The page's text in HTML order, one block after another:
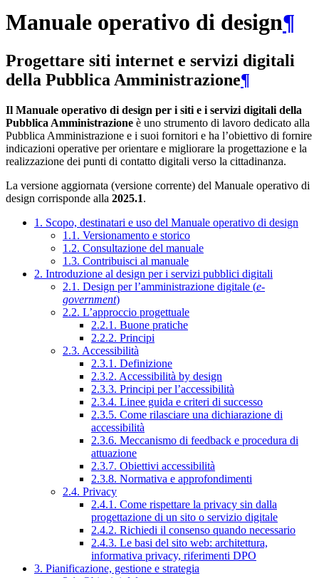
Manuale operativo di design¶
Progettare siti internet e servizi digitali
della Pubblica Amministrazione¶
Il Manuale operativo di design per i siti e i servizi digitali della
Pubblica Amministrazione è uno strumento di lavoro dedicato alla
Pubblica Amministrazione e i suoi fornitori e ha l’obiettivo di fornire
indicazioni operative per orientare e migliorare la progettazione e la
realizzazione dei punti di contatto digitali verso la cittadinanza.
La versione aggiornata (versione corrente) del Manuale operativo di
design corrisponde alla 2025.1.
1. Scopo, destinatari e uso del Manuale operativo di design
1.1. Versionamento e storico
1.2. Consultazione del manuale
1.3. Contribuisci al manuale
2. Introduzione al design per i servizi pubblici digitali
2.1. Design per l’amministrazione digitale (e-
government)
2.2. L’approccio progettuale
2.2.1. Buone pratiche
2.2.2. Principi
2.3. Accessibilità
2.3.1. Definizione
2.3.2. Accessibilità by design
2.3.3. Principi per l’accessibilità
2.3.4. Linee guida e criteri di successo
2.3.5. Come rilasciare una dichiarazione di
accessibilità
2.3.6. Meccanismo di feedback e procedura di
attuazione
2.3.7. Obiettivi accessibilità
2.3.8. Normativa e approfondimenti
2.4. Privacy
2.4.1. Come rispettare la privacy sin dalla
progettazione di un sito o servizio digitale
2.4.2. Richiedi il consenso quando necessario
2.4.3. Le basi del sito web: architettura,
informativa privacy, riferimenti DPO
3. Pianificazione, gestione e strategia